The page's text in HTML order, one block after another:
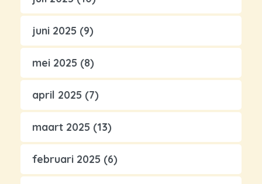
juni 2025 (9)
mei 2025 (8)
april 2025 (7)
maart 2025 (13)
februari 2025 (6)